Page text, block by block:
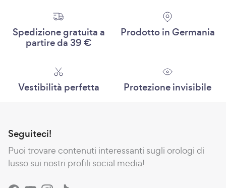
Spedizione gratuita a
partire da 39 €
Prodotto in Germania
Vestibilità perfetta Protezione invisibile
Seguiteci!
Puoi trovare contenuti interessanti sugli orologi di
lusso sui nostri profili social media!